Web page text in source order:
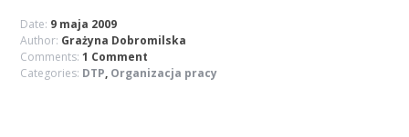
Date: 9 maja 2009
Author: Grażyna Dobromilska
Comments:1 Comment
Categories: DTP, Organizacja pracy